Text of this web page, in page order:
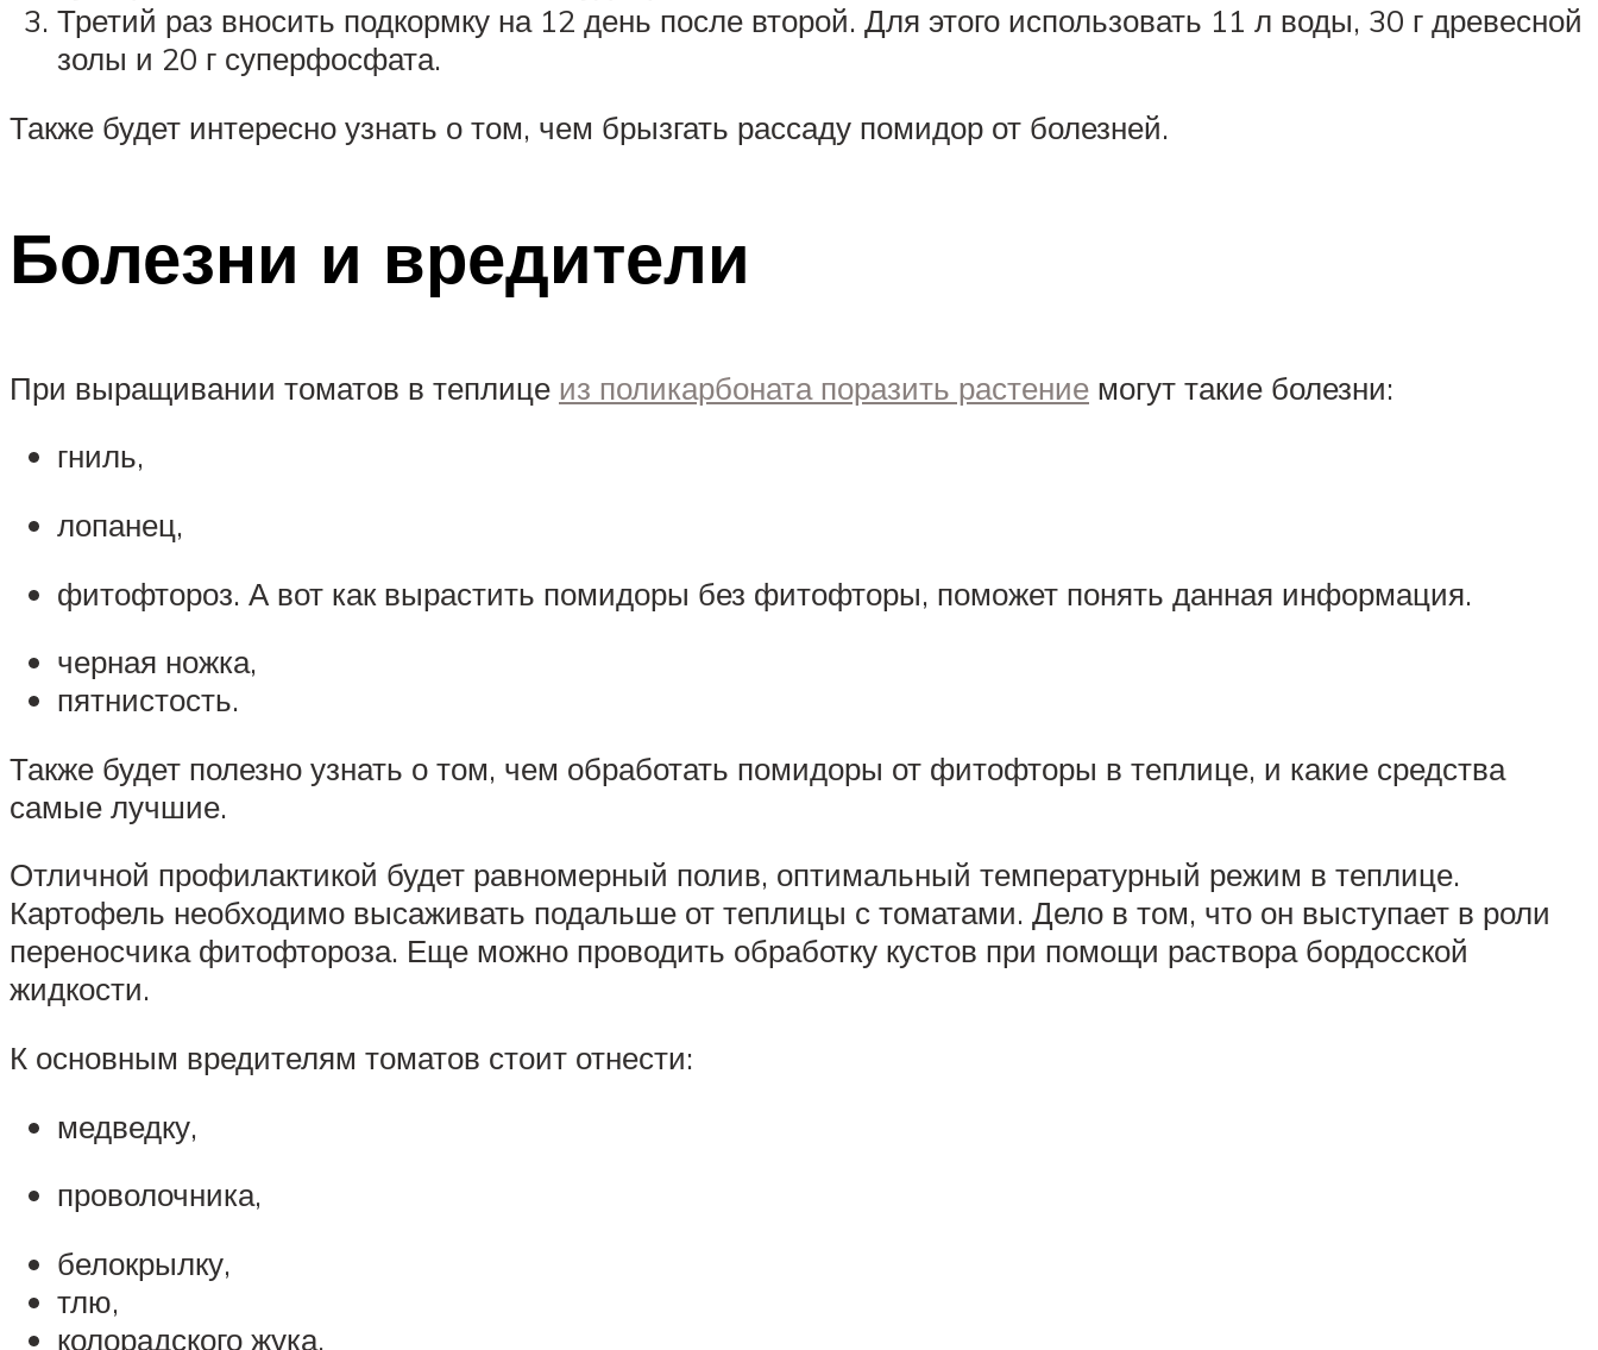
Третий раз вносить подкормку на 12 день после второй. Для этого использовать 11 л воды, 30 г древесной
золы и 20 г суперфосфата.
Также будет интересно узнать о том, чем брызгать рассаду помидор от болезней.
Болезни и вредители
При выращивании томатов в теплице из поликарбоната поразить растение могут такие болезни:
гниль,
лопанец,
фитофтороз. А вот как вырастить помидоры без фитофторы, поможет понять данная информация.
черная ножка,
пятнистость.
Также будет полезно узнать о том, чем обработать помидоры от фитофторы в теплице, и какие средства
самые лучшие.
Отличной профилактикой будет равномерный полив, оптимальный температурный режим в теплице.
Картофель необходимо высаживать подальше от теплицы с томатами. Дело в том, что он выступает в роли
переносчика фитофтороза. Еще можно проводить обработку кустов при помощи раствора бордосской
жидкости.
К основным вредителям томатов стоит отнести:
медведку,
проволочника,
белокрылку,
тлю,
колорадского жука.